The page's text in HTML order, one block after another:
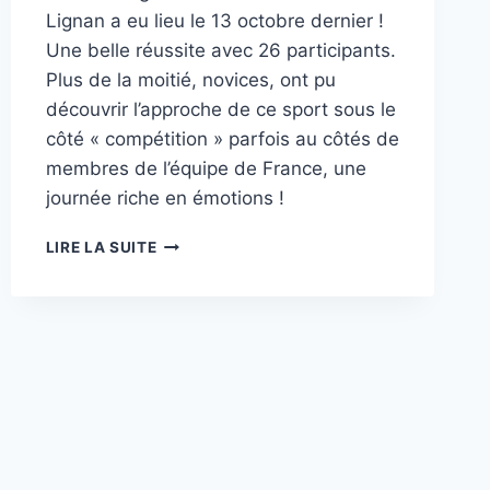
Lignan a eu lieu le 13 octobre dernier !
Une belle réussite avec 26 participants.
Plus de la moitié, novices, ont pu
découvrir l’approche de ce sport sous le
côté « compétition » parfois au côtés de
membres de l’équipe de France, une
journée riche en émotions !
LIRE LA SUITECHALLENGE